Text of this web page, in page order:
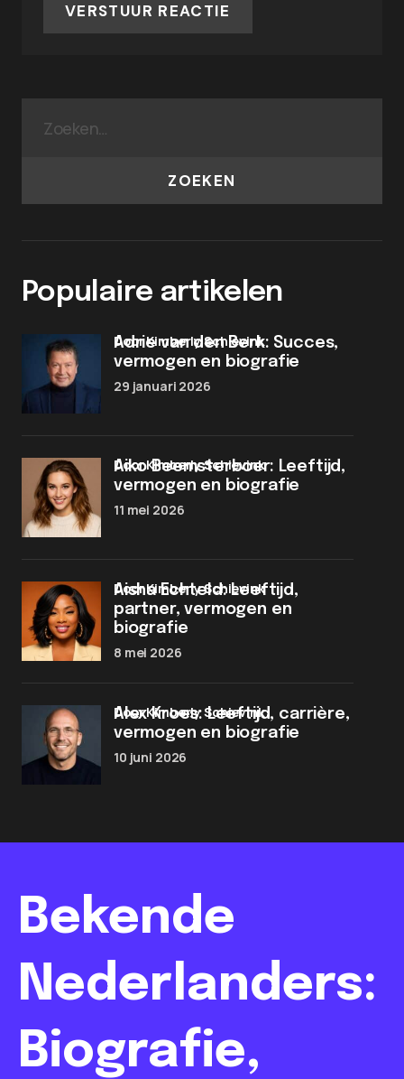
VERSTUUR REACTIE
ZOEKEN
Populaire artikelen
Adrie van den Berk: Succes,
vermogen en biografie
door Kimberly Schievink
29 januari 2026
Aiko Beemsterboer: Leeftijd,
vermogen en biografie
door Kimberly Schievink
11 mei 2026
Aisha Echteld: Leeftijd,
partner, vermogen en
biografie
door Kimberly Schievink
8 mei 2026
Alex Kroes: Leeftijd, carrière,
vermogen en biografie
door Kimberly Schievink
10 juni 2026
Bekende
Nederlanders:
Biografie,